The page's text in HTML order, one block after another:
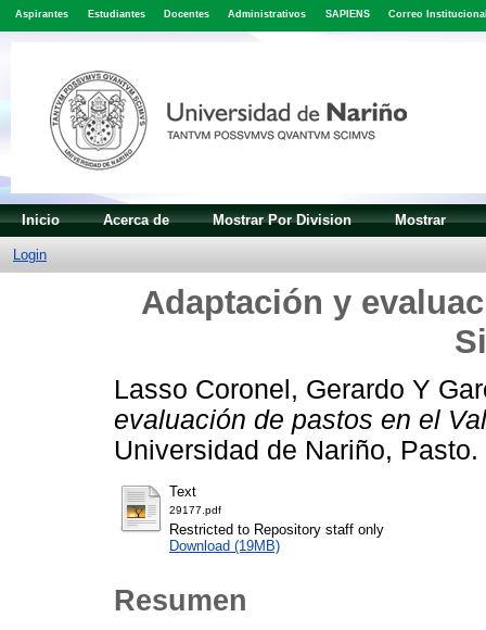
Aspirantes Estudiantes Docentes Administrativos SAPIENS Correo
Inicio Acerca de Mostrar Por Division Mostrar
Login
Adaptación y
Lasso Coronel, Gerardo Y
evaluación de pastos en el
Universidad de Nariño, Pasto.
Text
29177.pdf
Restricted to Repository staff only
Download (19MB)
Resumen